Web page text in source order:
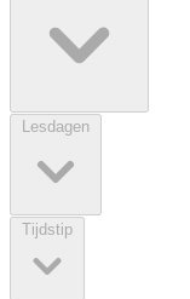
Lesdagen
Tijdstip